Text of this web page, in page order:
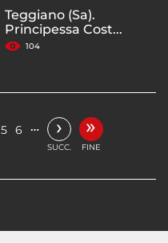
Teggiano (Sa).
Principessa Cost...
104
5 6 … ›
SUCC.
»
FINE